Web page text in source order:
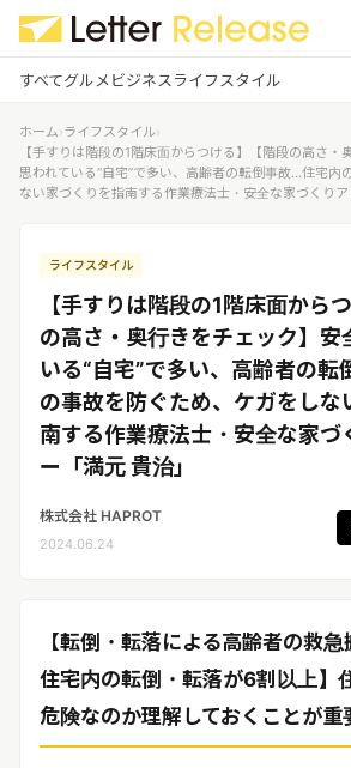
すべてグルメビジネスライフスタイル
グルメ
ビジネス
ライフスタイル
無料会員登録
リリースを配信する
ログイン ✕
企業ユーザーでログイン
する
受信レターリリース受信ユーザー
メディアユーザーでログインする
レターリリースを受信（メディア登
録）
ホーム›ライフスタイル›
【手すりは階段の1階床面からつける】【階段の高さ・
思われている“自宅”で多い、高齢者の転倒事故…住宅内
ない家づくりを指南する作業療法士・安全な家づくりア
ライフスタイル
【手すりは階段の1階床面から
の高さ・奥行きをチェック】安
いる“自宅”で多い、高齢者の
の事故を防ぐため、ケガをしな
南する作業療法士・安全な家づ
ー「満元 貴治」
株式会社 HAPROT
2024.06.24
【転倒・転落による高齢者の救急
住宅内の転倒・転落が6割以上】
危険なのか理解しておくことが重